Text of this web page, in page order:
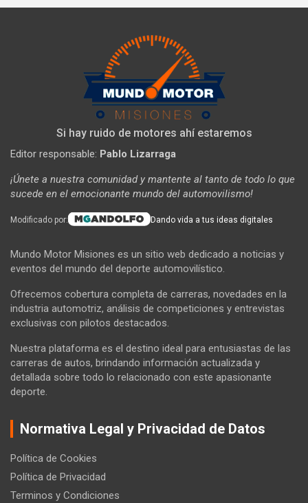
Si hay ruido de motores ahí estaremos
Editor responsable: Pablo Lizarraga
¡Únete a nuestra comunidad y mantente al tanto de todo lo que
sucede en el emocionante mundo del automovilismo!
Modificado por: Dando vida a tus ideas digitales
Mundo Motor Misiones es un sitio web dedicado a noticias y
eventos del mundo del deporte automovilístico.
Ofrecemos cobertura completa de carreras, novedades en la
industria automotriz, análisis de competiciones y entrevistas
exclusivas con pilotos destacados.
Nuestra plataforma es el destino ideal para entusiastas de las
carreras de autos, brindando información actualizada y
detallada sobre todo lo relacionado con este apasionante
deporte.
Normativa Legal y Privacidad de Datos
Política de Cookies
Política de Privacidad
Terminos y Condiciones